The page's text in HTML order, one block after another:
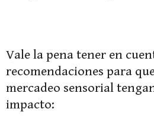
Vale la pena tener en
recomendaciones para
mercadeo sensorial
impacto: